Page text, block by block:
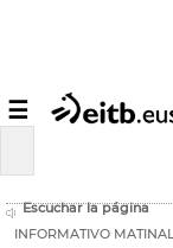
☰
Escuchar la página
INFORMATIVO